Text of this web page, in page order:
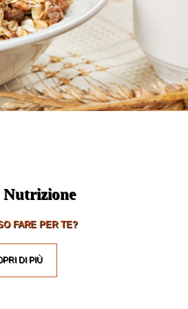
Nutrizione
FARE PER TE?
DI PIÙ